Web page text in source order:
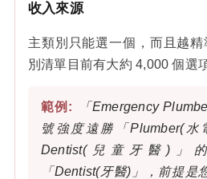
收入來源
主類別只能選一個，而且越
別清單目前有大約 4,000 個選
「Emergency
號強度遠勝「Plumber(水
Dentist(兒童牙醫)」
「Dentist(牙醫)」，前提是